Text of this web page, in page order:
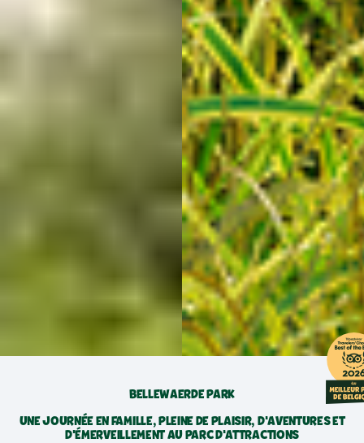
BELLEWAERDE PARK
UNE JOURNÉE EN FAMILLE, PLEINE DE PLAISIR, D'AVENTURES ET
D'ÉMERVEILLEMENT AU PARC D'ATTRACTIONS